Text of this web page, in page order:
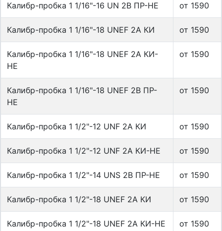
Калибр-пробка 1 1/16"-16 UN 2B ПР-НЕ от 1590
Калибр-пробка 1 1/16"-18 UNEF 2A КИ от 1590
Калибр-пробка 1 1/16"-18 UNEF 2A КИ-
НЕ
от 1590
Калибр-пробка 1 1/16"-18 UNEF 2B ПР-
НЕ
от 1590
Калибр-пробка 1 1/2"-12 UNF 2A КИ от 1590
Калибр-пробка 1 1/2"-12 UNF 2A КИ-НЕ от 1590
Калибр-пробка 1 1/2"-14 UNS 2B ПР-НЕ от 1590
Калибр-пробка 1 1/2"-18 UNEF 2A КИ от 1590
Калибр-пробка 1 1/2"-18 UNEF 2A КИ-НЕ от 1590